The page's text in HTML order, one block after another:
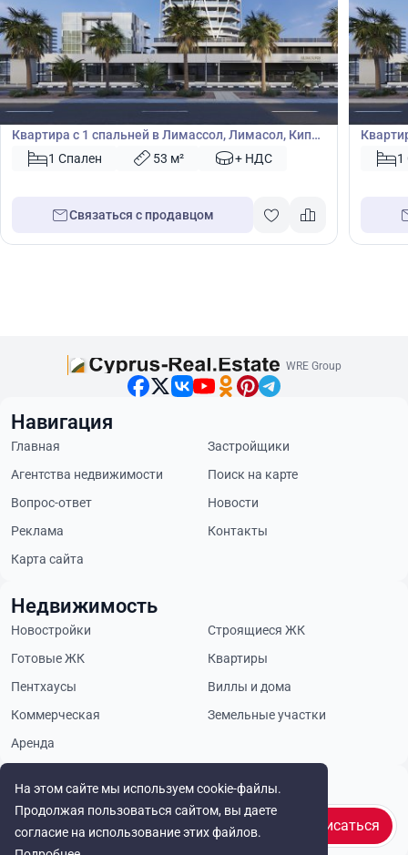
€808 900
Квартира
Квартира с 1 спальней в Лимассол, Лимасол, Кипр
№ 495071 Спален 53 м² + НДС
Связаться с продавцом
€863
№
1
На этом сайте мы используем cookie-файлы.
Продолжая пользоваться сайтом, вы даете
согласие на использование этих файлов.
WRE Group
Будьте в курсе
Подписаться
Навигация
Главная
Застройщики
Агентства недвижимости
Поиск на карте
Вопрос-ответ
Новости
Реклама
Контакты
Карта сайта
Недвижимость
Новостройки
Строящиеся ЖК
Готовые ЖК
Квартиры
Пентхаусы
Виллы и дома
Коммерческая
Земельные участки
Аренда